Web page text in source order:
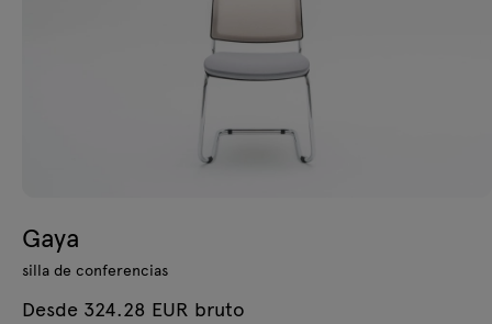
Gaya
silla de conferencias
Desde 324.28 EUR bruto